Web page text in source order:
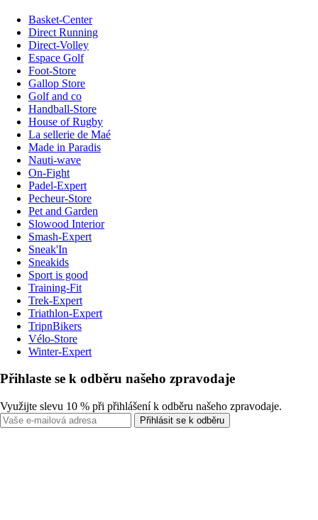
Basket-Center
Direct Running
Direct-Volley
Espace Golf
Foot-Store
Gallop Store
Golf and co
Handball-Store
House of Rugby
La sellerie de Maé
Made in Paradis
Nauti-wave
On-Fight
Padel-Expert
Pecheur-Store
Pet and Garden
Slowood Interior
Smash-Expert
Sneak'In
Sneakids
Sport is good
Training-Fit
Trek-Expert
Triathlon-Expert
TripnBikers
Vélo-Store
Winter-Expert
Přihlaste se k odběru našeho zpravodaje
Využijte slevu 10 % při přihlášení k odběru našeho zpravodaje.
Přihlásit se k odběru